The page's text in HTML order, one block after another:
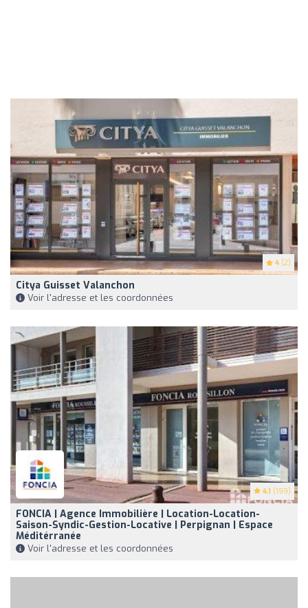
4 (2)
Citya Guisset Valanchon
Voir l'adresse et les coordonnées
4.1 (199)
FONCIA | Agence Immobilière | Location-Location-
Saison-Syndic-Gestion-Locative | Perpignan | Espace
Méditérranée
Voir l'adresse et les coordonnées